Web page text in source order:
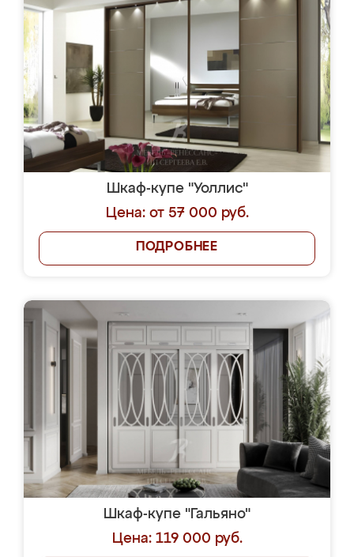
Шкаф-купе "Уоллис"
Цена: от 57 000 руб.
ПОДРОБНЕЕ
Шкаф-купе "Гальяно"
Цена: 119 000 руб.